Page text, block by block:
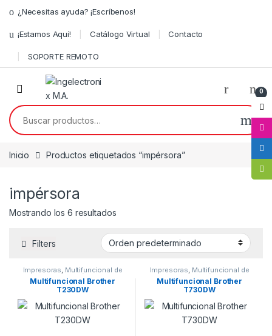
¿Necesitas ayuda? ¡Escríbenos!
¡Estamos Aquí! Catálogo Virtual Contacto
SOPORTE REMOTO
0
Inicio Productos etiquetados “impérsora”
impérsora
Mostrando los 6 resultados
Filters
Impresoras, Multifuncional de
inyección
Multifuncional Brother
T230DW
Impresoras, Multifuncional de
inyección
Multifuncional Brother
T730DW